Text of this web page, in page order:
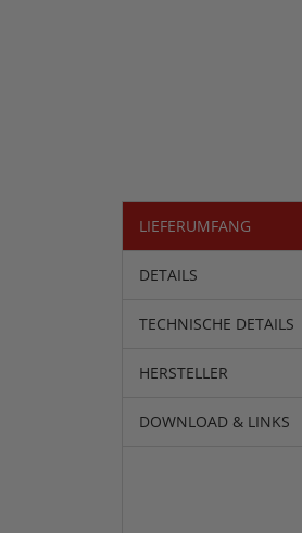
LIEFERUMFANG
DETAILS
TECHNISCHE DETAILS
HERSTELLER
DOWNLOAD & LINKS